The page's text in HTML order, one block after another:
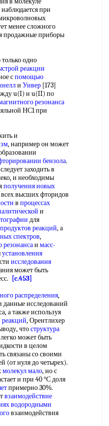
при
менее сложного
продажные приборы
одно
реакции
спомощью
и Уивер [173]
u(I) и u(II) по
резонанса
НС1 при
и
, например он может
бензола.
заходить в
и необходимы
получения новых
всех высших фторидов
в процессах
и
для
реакций, а
спектров,
резонансаи масс-
установления
исследования
может быть
[c.453]
распределения,
данные исследований
а также используя
реакций, Орентлихер
чтоструктура
может быть
в целом
связаны со своими
(от нуля до четырех).
молекул мало, но с
и при 40 °С доля
примерно 30%.
взаимодействие
водородными
взаимодействия